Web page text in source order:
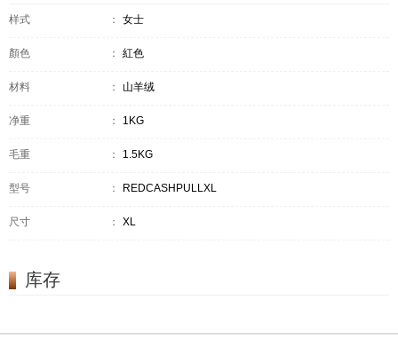
样式 ： 女士
顏色 ： 紅色
材料 ： 山羊绒
净重 ： 1KG
毛重 ： 1.5KG
型号 ： REDCASHPULLXL
尺寸 ： XL
库存